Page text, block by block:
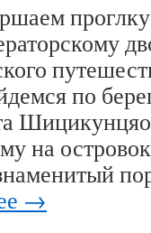
по
на
→